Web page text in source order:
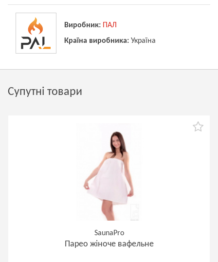
Виробник: ПАЛ
Країна виробника: Україна
Супутні товари
SaunaPro
Парео жіноче вафельне